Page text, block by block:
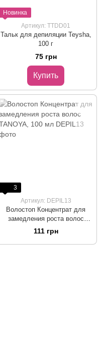
Новинка
Артикул: TTDD01
Тальк для депиляции Teysha,
100 г
75 грн
Купить
3
Артикул: DEPIL13
Волостоп Концентрат для
замедления роста волос
TANOYA, 100 мл
111 грн